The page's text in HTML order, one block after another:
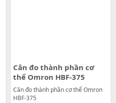
Cân đo thành phần cơ
thể Omron HBF-375
Cân đo thành phần cơ thể Omron
HBF-375